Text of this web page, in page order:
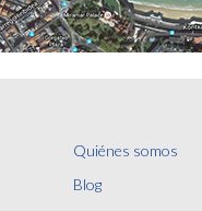
Quiénes somos
Blog